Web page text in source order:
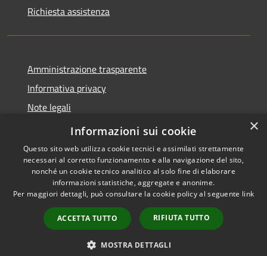
Richiesta assistenza
Amministrazione trasparente
Informativa privacy
Note legali
Dichiarazione di accessibilità
Accessibilità
Copyright © 2026 • Comune di
Retorbido • Powered by
Municipium•
Accesso
redazione
×
Informazioni sui cookie
Questo sito web utilizza cookie tecnici e assimilati strettamente
necessari al corretto funzionamento e alla navigazione del sito,
nonché un cookie tecnico analitico al solo fine di elaborare
informazioni statistiche, aggregate e anonime.
Per maggiori dettagli, può consultare la cookie policy al seguente link
ACCETTA TUTTO RIFIUTA TUTTO
MOSTRA DETTAGLI